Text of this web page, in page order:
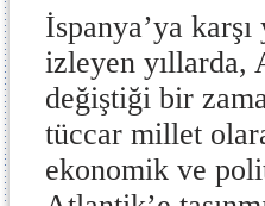
İspanya’ya karşı
izleyen yıllarda,
değiştiği bir
tüccar millet
ekonomik ve